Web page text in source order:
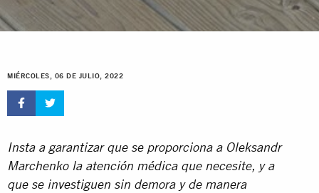
MIÉRCOLES, 06 DE JULIO, 2022
Insta a garantizar que se proporciona a Oleksandr
Marchenko la atención médica que necesite, y a
que se investiguen sin demora y de manera